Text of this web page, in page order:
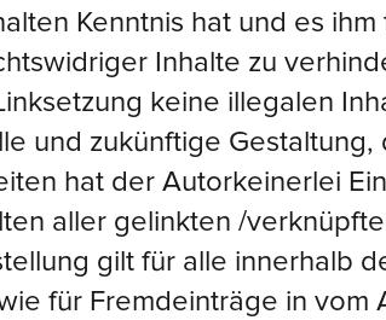
Kenntnis hat und es ihm
Inhalte zu
keine illegalen
und zukünftige Gestaltung,
hat der Autorkeinerlei
aller gelinkten /
gilt für alle innerhalb
für Fremdeinträge in vom